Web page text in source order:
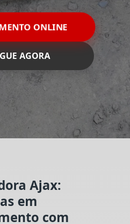
ONLINE
AGORA
Ajax:
em
com